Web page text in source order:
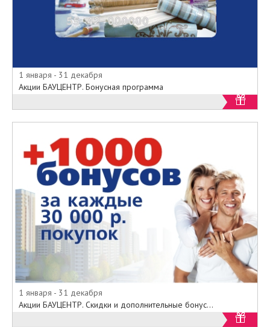
1 января - 31 декабря
Акции БАУЦЕНТР. Бонусная программа
1 января - 31 декабря
Акции БАУЦЕНТР. Скидки и дополнительные бонус...